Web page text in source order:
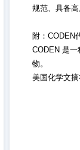
规范、具备
附：CODEN
CODEN 是
物。
美国化学文